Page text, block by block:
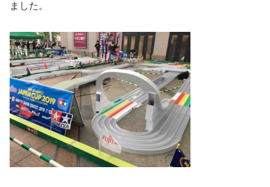
ました。